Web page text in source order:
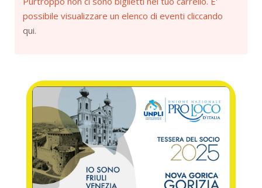
possibile visualizzare un elenco di eventi cliccando
qui.